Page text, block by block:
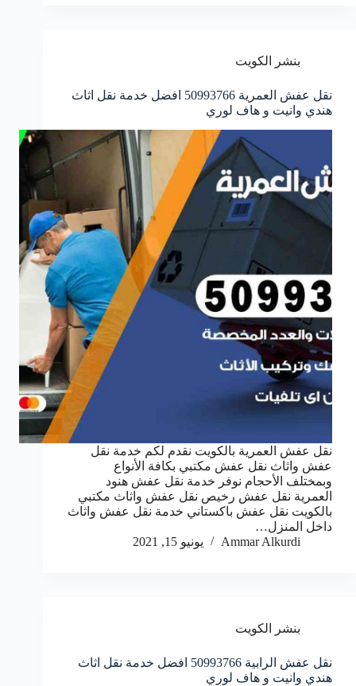
بنشر الكويت
نقل عفش العمرية 50993766 افضل خدمة نقل اثاث
هندي وانيت و هاف لوري
نقل عفش العمرية بالكويت نقدم لكم خدمة نقل
عفش واثاث نقل عفش مكتبي بكافة الأنواع
وبمختلف الأحجام نوفر خدمة نقل عفش هنود
العمرية نقل عفش رخيص نقل عفش واثاث مكتبي
بالكويت نقل عفش باكستاني خدمة نقل عفش واثاث
داخل المنزل…
Ammar Alkurdi
يونيو 15, 2021
بنشر الكويت
نقل عفش الرابية 50993766 افضل خدمة نقل اثاث
هندي وانيت و هاف لوري